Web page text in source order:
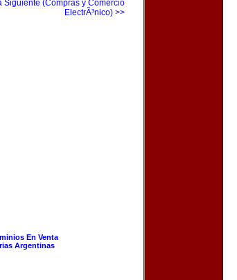
Siguiente (Compras y Comercio
ElectrÃ³nico) >>
En Venta
Argentinas